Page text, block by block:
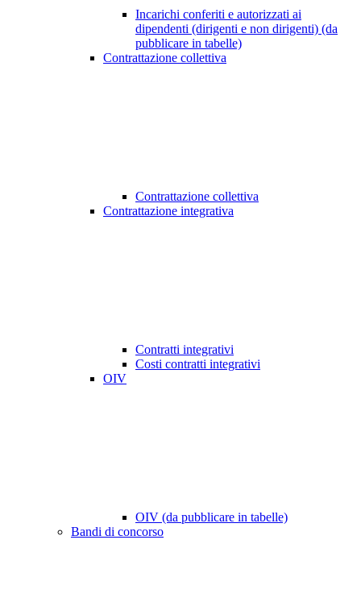
Incarichi conferiti e autorizzati ai
dipendenti (dirigenti e non dirigenti) (da
pubblicare in tabelle)
Contrattazione collettiva
Contrattazione collettiva
Contrattazione integrativa
Contratti integrativi
Costi contratti integrativi
OIV
OIV (da pubblicare in tabelle)
Bandi di concorso